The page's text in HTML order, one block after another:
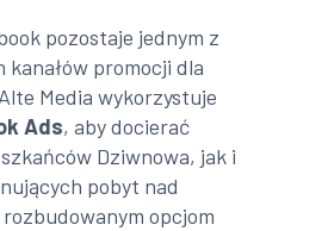
pozostaje jednym z
kanałów promocji dla
Media wykorzystuje
Ads, aby docierać
Dziwnowa, jak i
pobyt nad
opcjom